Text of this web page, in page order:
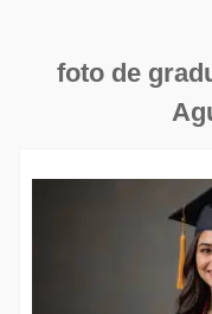
foto de